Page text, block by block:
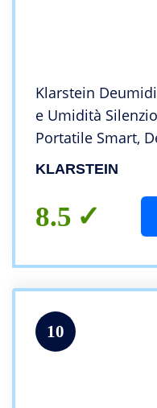
Klarstein
e Umidità
Portatile Smart,
Professionale
KLARSTEIN
8.5
10